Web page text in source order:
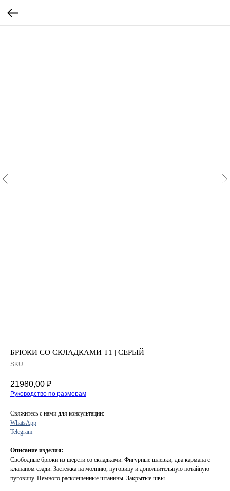
БРЮКИ СО СКЛАДКАМИ T1 | СЕРЫЙ
SKU:
21980,00 ₽
Руководство по размерам
Свяжитесь с нами для консультации:
WhatsApp
Telegram
Описание изделия:
Свободные брюки из шерсти со складками. Фигурные шлевки, два кармана с
клапаном сзади. Застежка на молнию, пуговицу и дополнительную потайную
пуговицу. Немного расклешенные штанины. Закрытые швы.